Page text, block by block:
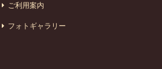
ご利用案内
フォトギャラリー